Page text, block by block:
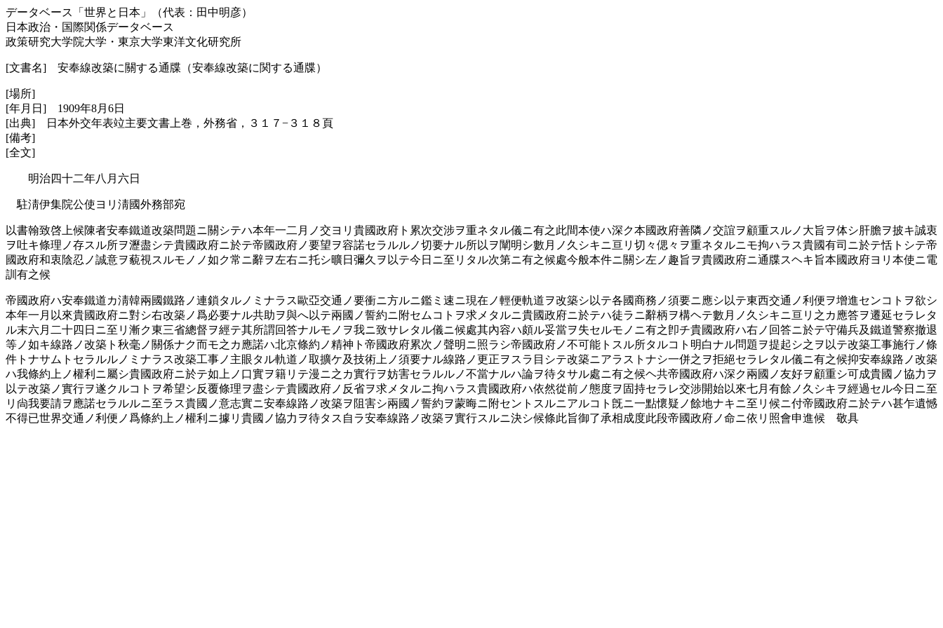
データベース「世界と日本」（代表：田中明彦）
日本政治・国際関係データベース
政策研究大学院大学・東京大学東洋文化研究所
[文書名] 安奉線改築に關する通牒（安奉線改築に関する通牒）
[場所]
[年月日] 1909年8月6日
[出典] 日本外交年表竝主要文書上巻，外務省，３１７−３１８頁
[備考]
[全文]
明治四十二年八月六日
駐淸伊集院公使ヨリ淸國外務部宛
以書翰致啓上候陳者安奉鐵道改築問題ニ關シテハ本年一二月ノ交ヨリ貴國政府ト累次交涉ヲ重ネタル儀ニ有之此間本使ハ深ク本國政府善隣ノ交誼ヲ顧重スルノ大旨ヲ体シ肝膽ヲ披キ誠衷
ヲ吐キ條理ノ存スル所ヲ瀝盡シテ貴國政府ニ於テ帝國政府ノ要望ヲ容諾セラルルノ切要ナル所以ヲ闡明シ數月ノ久シキニ亘リ切々偲々ヲ重ネタルニモ拘ハラス貴國有司ニ於テ恬トシテ帝
國政府和衷陰忍ノ誠意ヲ藐視スルモノノ如ク常ニ辭ヲ左右ニ托シ曠日彌久ヲ以テ今日ニ至リタル次第ニ有之候處今般本件ニ關シ左ノ趣旨ヲ貴國政府ニ通牒スヘキ旨本國政府ヨリ本使ニ電
訓有之候
帝國政府ハ安奉鐵道カ淸韓兩國鐵路ノ連鎖タルノミナラス歐亞交通ノ要衝ニ方ルニ鑑ミ速ニ現在ノ輕便軌道ヲ改築シ以テ各國商務ノ須要ニ應シ以テ東西交通ノ利便ヲ增進センコトヲ欲シ
本年一月以來貴國政府ニ對シ右改築ノ爲必要ナル共助ヲ與へ以テ兩國ノ誓約ニ附セムコトヲ求メタルニ貴國政府ニ於テハ徒ラニ辭柄ヲ構ヘテ數月ノ久シキニ亘リ之カ應答ヲ遷延セラレタ
ル末六月二十四日ニ至リ漸ク東三省總督ヲ經テ其所謂回答ナルモノヲ我ニ致サレタル儀ニ候處其內容ハ頗ル妥當ヲ失セルモノニ有之卽チ貴國政府ハ右ノ回答ニ於テ守備兵及鐵道警察撤退
等ノ如キ線路ノ改築ト秋毫ノ關係ナク而モ之カ應諾ハ北京條約ノ精神ト帝國政府累次ノ聲明ニ照ラシ帝國政府ノ不可能トスル所タルコト明白ナル問題ヲ提起シ之ヲ以テ改築工事施行ノ條
件トナサムトセラルルノミナラス改築工事ノ主眼タル軌道ノ取擴ケ及技術上ノ須要ナル線路ノ更正ヲスラ目シテ改築ニアラストナシ一併之ヲ拒絕セラレタル儀ニ有之候抑安奉線路ノ改築
ハ我條約上ノ權利ニ屬シ貴國政府ニ於テ如上ノ口實ヲ籍リテ漫ニ之カ實行ヲ妨害セラルルノ不當ナルハ論ヲ待タサル處ニ有之候ヘ共帝國政府ハ深ク兩國ノ友好ヲ顧重シ可成貴國ノ協力ヲ
以テ改築ノ實行ヲ遂クルコトヲ希望シ反覆條理ヲ盡シテ貴國政府ノ反省ヲ求メタルニ拘ハラス貴國政府ハ依然從前ノ態度ヲ固持セラレ交涉開始以來七月有餘ノ久シキヲ經過セル今日ニ至
リ尙我要請ヲ應諾セラルルニ至ラス貴國ノ意志實ニ安奉線路ノ改築ヲ阻害シ兩國ノ誓約ヲ蒙晦ニ附セントスルニアルコト旣ニ一點懷疑ノ餘地ナキニ至リ候ニ付帝國政府ニ於テハ甚乍遺憾
不得已世界交通ノ利便ノ爲條約上ノ權利ニ據リ貴國ノ協力ヲ待タス自ラ安奉線路ノ改築ヲ實行スルニ決シ候條此旨御了承相成度此段帝國政府ノ命ニ依リ照會申進候 敬具